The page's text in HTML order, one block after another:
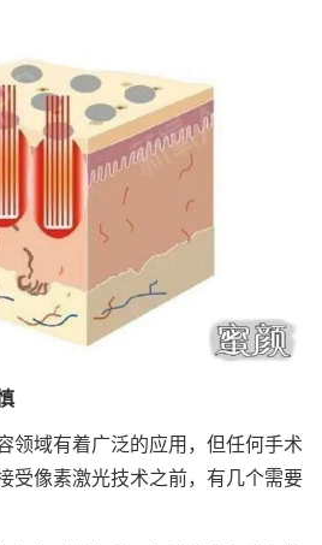
领域有着广泛的应用，但任何手术
受像素激光技术之前，有几个需要